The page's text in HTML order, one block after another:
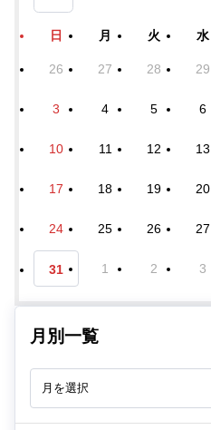
日 月 火 水
26 27 28 29
3 4 5 6
10 11 12 13
17 18 19 20
24 25 26 27
31 1 2 3
月別一覧